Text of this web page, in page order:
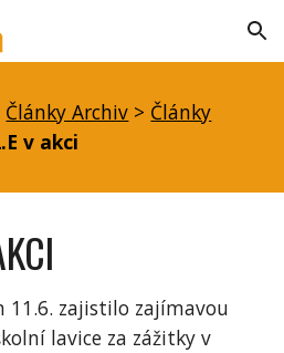
Skip to navigation
Články Archiv > Články
v akci
11.6. zajistilo zajímavou
lavice za zážitky v